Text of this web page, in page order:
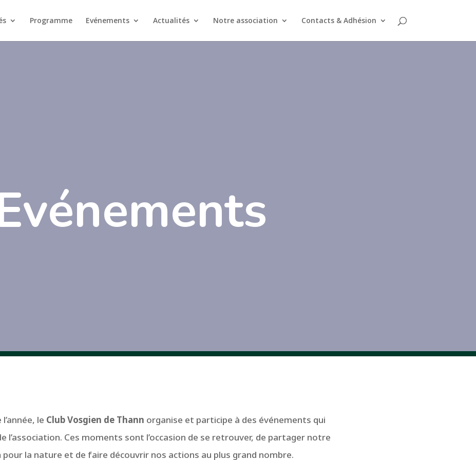
Programme Evénements Actualités Notre association Contacts & Adhésion
le Club Vosgien de Thann organise et participe à des événements qui
l’association. Ces moments sont l’occasion de se retrouver, de partager notre
pour la nature et de faire découvrir nos actions au plus grand nombre.